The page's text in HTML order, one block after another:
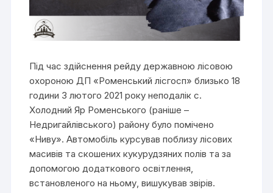
Під час здійснення рейду державною лісовою
охороною ДП «Роменський лісгосп» близько 18
години 3 лютого 2021 року неподалік с.
Холодний Яр Роменського (раніше –
Недригайлівського) району було помічено
«Ниву». Автомобіль курсував поблизу лісових
масивів та скошених кукурудзяних полів та за
допомогою додаткового освітлення,
встановленого на ньому, вишукував звірів.